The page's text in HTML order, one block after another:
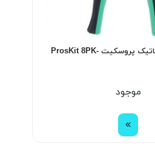
سیم لخت کن اتوماتیک پروسکیت ProsKit 8PK-
موجود